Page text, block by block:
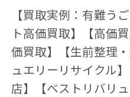
【買取実例：有難う
ト高価買取】【高価
価買取】【生前整理
ュエリーリサイクル
店】【ベストリバリ